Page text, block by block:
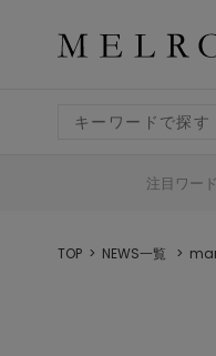
注目ワー
TOP NEWS一覧